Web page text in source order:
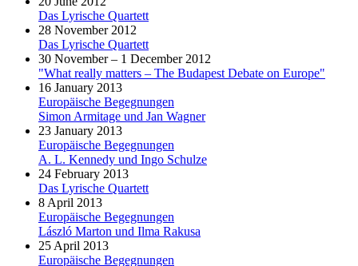
Das Lyrische Quartett
28 November 2012
Das Lyrische Quartett
30 November – 1 December 2012
"What really matters – The Budapest Debate on Europe"
16 January 2013
Europäische Begegnungen
Simon Armitage und Jan Wagner
23 January 2013
Europäische Begegnungen
A. L. Kennedy und Ingo Schulze
24 February 2013
Das Lyrische Quartett
8 April 2013
Europäische Begegnungen
László Marton und Ilma Rakusa
25 April 2013
Europäische Begegnungen